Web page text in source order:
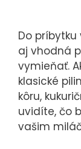
Do
aj vhodná
vymieňať.
klasické
kôru,
uvidíte, čo
vašim